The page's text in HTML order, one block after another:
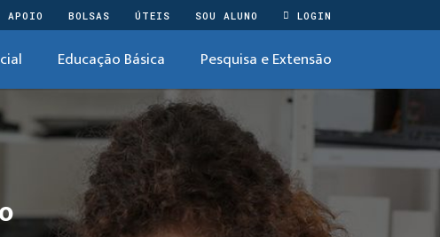
APOIO BOLSAS ÚTEIS SOU ALUNO LOGIN
Educação Básica Pesquisa e Extensão